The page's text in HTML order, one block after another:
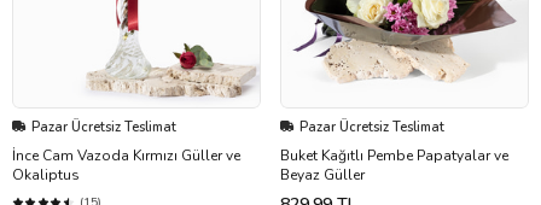
Pazar Ücretsiz Teslimat
İnce Cam Vazoda Kırmızı Güller ve
Okaliptus
Pazar Ücretsiz Teslimat
Buket Kağıtlı Pembe Papatyalar ve
Beyaz Güller